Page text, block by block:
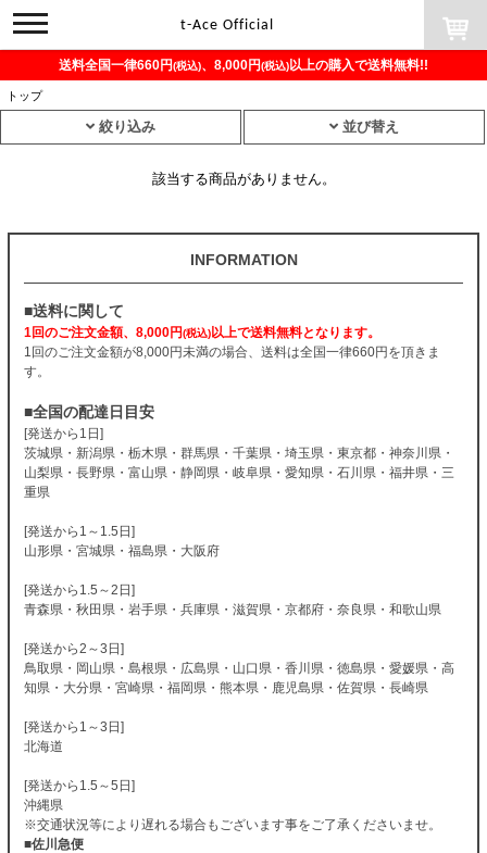
toggle
navigation
t-Ace Official
送料全国一律660円(税込)、8,000円(税込)以上の購入で送料無料!!
トップ
絞り込み 並び替え
該当する商品がありません。
INFORMATION
■送料に関して
1回のご注文金額、8,000円(税込)以上で送料無料となります。
1回のご注文金額が8,000円未満の場合、送料は全国一律660円を頂きま
す。
■全国の配達日目安
[発送から1日]
茨城県・新潟県・栃木県・群馬県・千葉県・埼玉県・東京都・神奈川県・
山梨県・長野県・富山県・静岡県・岐阜県・愛知県・石川県・福井県・三
重県
[発送から1～1.5日]
山形県・宮城県・福島県・大阪府
[発送から1.5～2日]
青森県・秋田県・岩手県・兵庫県・滋賀県・京都府・奈良県・和歌山県
[発送から2～3日]
鳥取県・岡山県・島根県・広島県・山口県・香川県・徳島県・愛媛県・高
知県・大分県・宮崎県・福岡県・熊本県・鹿児島県・佐賀県・長崎県
[発送から1～3日]
北海道
[発送から1.5～5日]
沖縄県
※交通状況等により遅れる場合もございます事をご了承くださいませ。
■佐川急便